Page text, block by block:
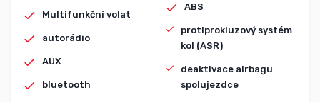
Multifunkční volat
autorádio
AUX
bluetooth
ABS
protiprokluzový systém
kol (ASR)
deaktivace airbagu
spolujezdce